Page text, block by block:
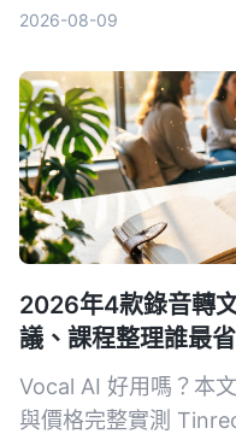
2026-08-09
2026年4款錄音轉
議、課程整理誰最
Vocal AI 好用嗎？本
與價格完整實測